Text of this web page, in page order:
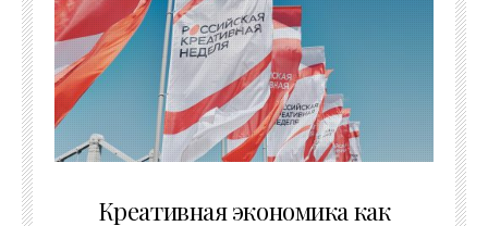
Креативная экономика как